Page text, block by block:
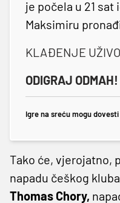
je počela u 21 sat
Maksimiru
KLAĐENJE UŽIVO
ODIGRAJ ODMAH!
Igre na sreću mogu
Tako će, vjerojatno,
napadu češkog
Thomas Chory,